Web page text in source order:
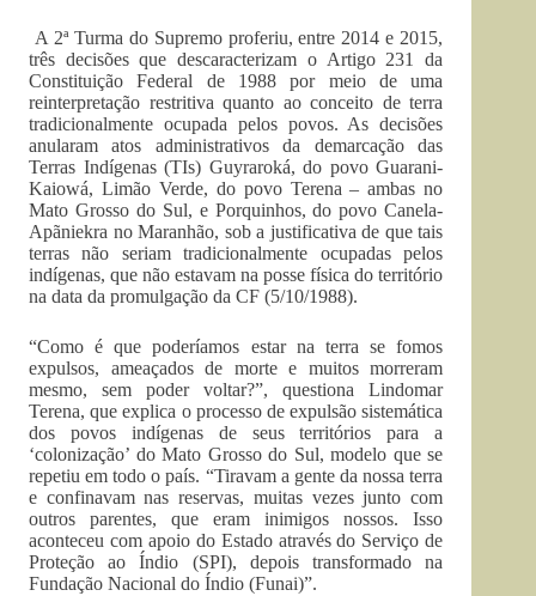
A 2ª Turma do Supremo proferiu, entre 2014 e 2015,
três decisões que descaracterizam o Artigo 231 da
Constituição Federal de 1988 por meio de uma
reinterpretação restritiva quanto ao conceito de terra
tradicionalmente ocupada pelos povos. As decisões
anularam atos administrativos da demarcação das
Terras Indígenas (TIs) Guyraroká, do povo Guarani-
Kaiowá, Limão Verde, do povo Terena – ambas no
Mato Grosso do Sul, e Porquinhos, do povo Canela-
Apãniekra no Maranhão, sob a justificativa de que tais
terras não seriam tradicionalmente ocupadas pelos
indígenas, que não estavam na posse física do território
na data da promulgação da CF (5/10/1988).
“Como é que poderíamos estar na terra se fomos
expulsos, ameaçados de morte e muitos morreram
mesmo, sem poder voltar?”, questiona Lindomar
Terena, que explica o processo de expulsão sistemática
dos povos indígenas de seus territórios para a
‘colonização’ do Mato Grosso do Sul, modelo que se
repetiu em todo o país. “Tiravam a gente da nossa terra
e confinavam nas reservas, muitas vezes junto com
outros parentes, que eram inimigos nossos. Isso
aconteceu com apoio do Estado através do Serviço de
Proteção ao Índio (SPI), depois transformado na
Fundação Nacional do Índio (Funai)”.